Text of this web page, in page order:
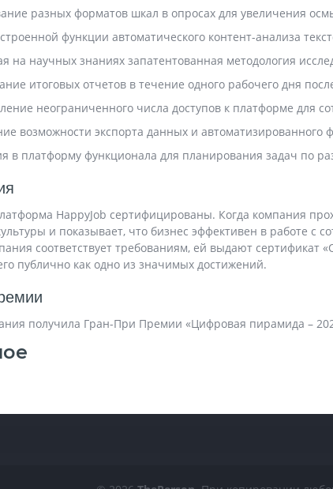
разных форматов шкал в опросах для увеличения
функции автоматического контент-анализа
на научных знаниях запатентованная методология
итоговых отчетов в течение одного рабочего дня
неограниченного числа доступов к платформе для
возможности экспорта данных и автоматизированного
в платформу функционала для планирования задач по
HappyJob сертифицированы. Когда компания
и показывает, что бизнес эффективен в работе с
соответствует требованиям, ей выдают
публично как одно из значимых достижений.
получила Гран-При Премии «Цифровая пирамида –